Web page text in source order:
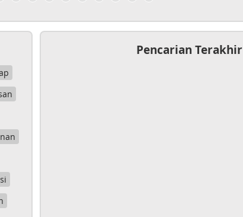
Pencarian Terakhir